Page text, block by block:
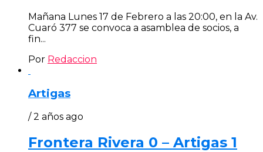
Mañana Lunes 17 de Febrero a las 20:00, en la Av.
Cuaró 377 se convoca a asamblea de socios, a
fin...
Por Redaccion
Artigas
/ 2 años ago
Frontera Rivera 0 – Artigas 1